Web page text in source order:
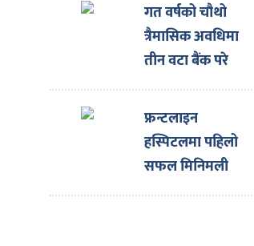
गत वर्षको चौथो
त्रैमासिक अवधिमा
तीन वटा बैंक परे
कारबाहीमा
फ्रन्टलाइन
हस्पिटलमा पहिलो
सफल मिनिमली
इन्भेसिभ ओपन हर्ट